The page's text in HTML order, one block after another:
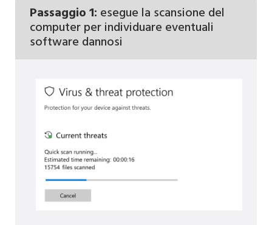
Passaggio 1: esegue la scansione del
computer per individuare eventuali
software dannosi